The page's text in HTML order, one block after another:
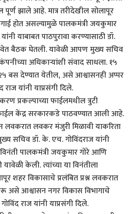
झाले आहे. मात्र तरीदेखील सोलापूर
होत असल्यामुळे पालकमंत्री जयकुमार
याबाबत पाठपुरावा करण्यासाठी डॉ.
बैठक घेतली. यावेळी आपण मुख्य सचिव
अधिकाऱ्यांशी संवाद साधला. १५
बस देण्यात येतील, असे आश्वासनही अप्पर
यांनी याप्रसंगी दिले.
प्रकल्पाच्या फाईलमधील त्रुटी
केंद्र सरकारकडे पाठवण्यात आली आहे.
लवकर मंजुरी मिळावी याकरिता
सचिव डॉ. के. एच. गोविंदराज यांनी
पालकमंत्री जयकुमार गोरे आणि
केली. त्यांच्या या विनंतीला
शहर विकासाचे प्रलंबित प्रश्न लवकरात
असे आश्वासन नगर विकास विभागाचे
राज यांनी याप्रसंगी दिले.